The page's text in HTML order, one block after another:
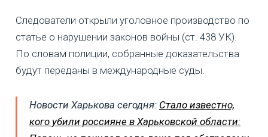
Следователи открыли уголовное производство по
статье о нарушении законов войны (ст. 438 УК).
По словам полиции, собранные доказательства
будут переданы в международные суды.
Новости Харькова сегодня: Стало известно,
кого убили россияне в Харьковской области: